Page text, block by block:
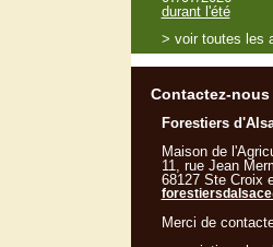
durant l'été
> voir toutes les
Contactez-nous
Forestiers
Maison de
11, rue Jean
68127 Ste Croix
Merci de